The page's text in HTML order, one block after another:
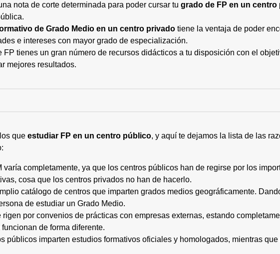
nota de corte determinada para poder cursar tu grado de FP en un centro
de Grado Medio en un centro privado tiene la ventaja de poder
e intereses con mayor grado de especialización.
FP tienes un gran número de recursos didácticos a tu disposición con el
mejores resultados.
queestudiar FP en un centro público, y aquí te dejamos la lista de las
varía completamente, ya que los centros públicos han de regirse por los
cosa que los centros privados no han de hacerlo.
catálogo de centros que imparten grados medios geográficamente.
de estudiar un Grado Medio.
por convenios de prácticas con empresas externas, estando
de forma diferente.
públicos imparten estudios formativos oficiales y homologados, mientras que